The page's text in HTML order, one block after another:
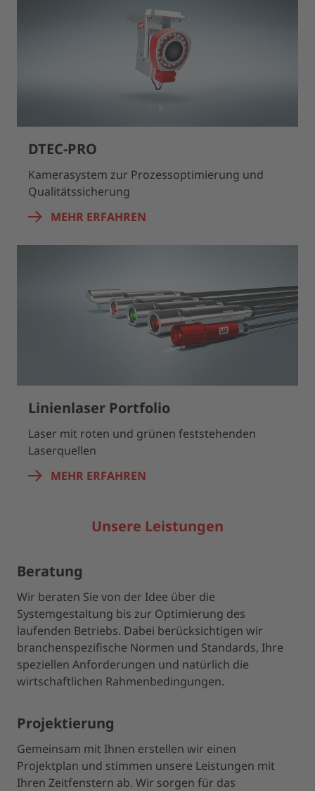
DTEC-PRO
Kamerasystem zur Prozessoptimierung und
Qualitätssicherung
MEHR ERFAHREN
Linienlaser Portfolio
Laser mit roten und grünen feststehenden
Laserquellen
MEHR ERFAHREN
Unsere Leistungen
Beratung
Wir beraten Sie von der Idee über die
Systemgestaltung bis zur Optimierung des
laufenden Betriebs. Dabei berücksichtigen wir
branchenspezifische Normen und Standards, Ihre
speziellen Anforderungen und natürlich die
wirtschaftlichen Rahmenbedingungen.
Projektierung
Gemeinsam mit Ihnen erstellen wir einen
Projektplan und stimmen unsere Leistungen mit
Ihren Zeitfenstern ab. Wir sorgen für das